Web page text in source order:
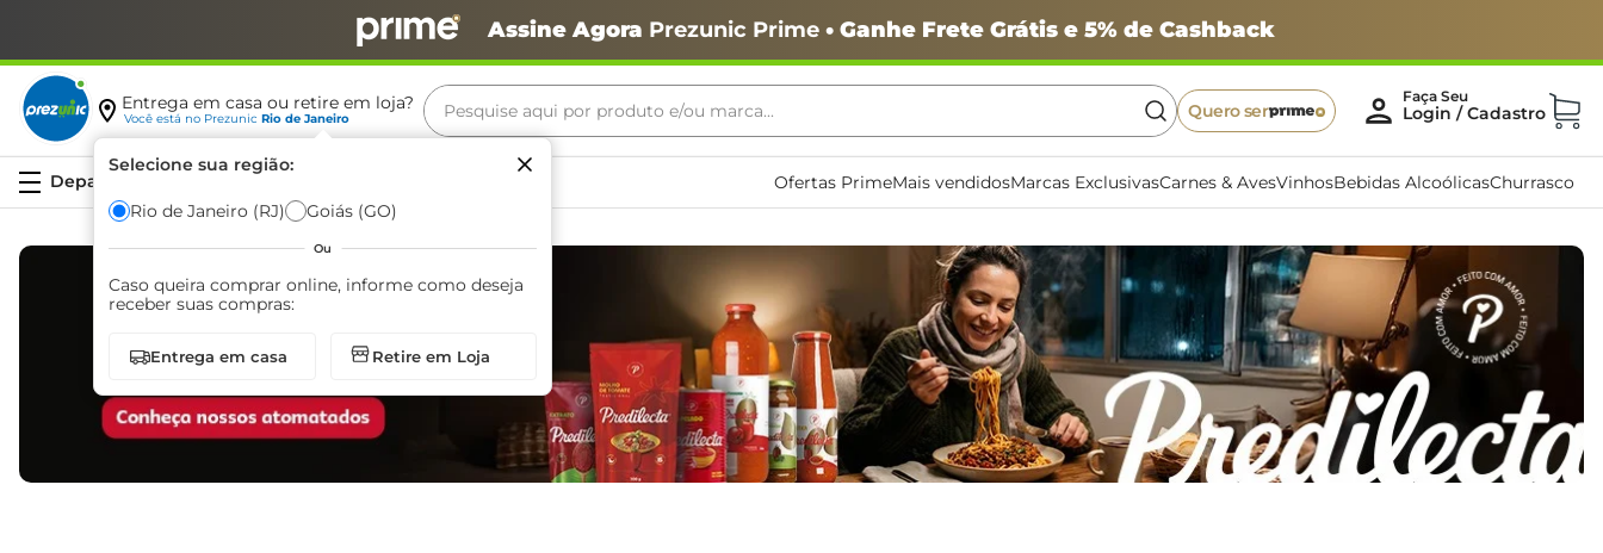
Assine Agora Prezunic Prime• Ganhe Frete Grátis e 5% de Cashback
Entrega em casa ou retire em loja?
Você está no Prezunic Rio de Janeiro
Selecione sua região:
Rio de Janeiro (RJ) Goiás (GO)
Ou
Caso queira comprar online, informe como deseja
receber suas compras:
Entrega em casa Retire em Loja
Pesquise aqui por produto e/ou marca...
Quero ser
Ofertas PrimeMais vendidosMarcas ExclusivasCarnes & AvesVinhosBebidas AlcoólicasChurrasco
Termos mais buscados
café
biscoito
arroz